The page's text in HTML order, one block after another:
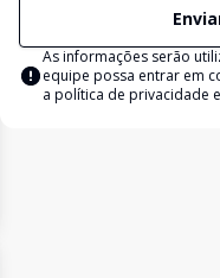
As informações serão
equipe possa entrar em
a política de privacidade